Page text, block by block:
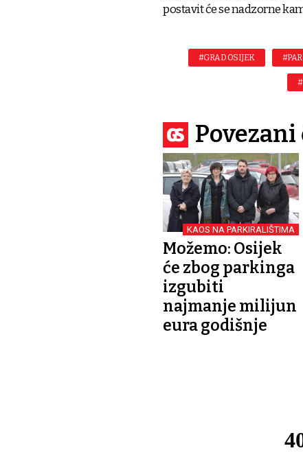
postavit će se nadzorne
#GRAD OSIJEK
KAOS NA PARKIRALIŠTIMA
Možemo: Osijek
će zbog parkinga
izgubiti
najmanje milijun
eura godišnje